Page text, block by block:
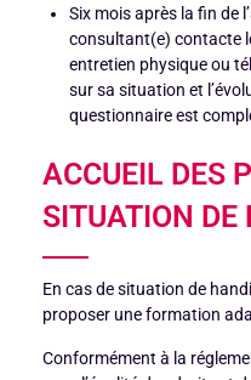
Six mois après la fin de
consultant(e) contacte
entretien physique ou
sur sa situation et
questionnaire est
ACCUEIL DES
SITUATION
En cas de situation de
proposer une formation
Conformément à la